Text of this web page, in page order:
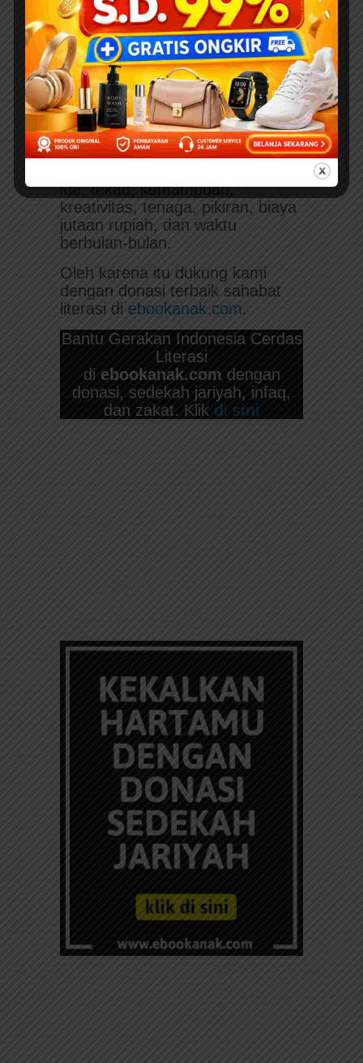
Download ebook pdf Juz Amma for Kids;
Arab-Latin-Indonesia-Inggris karya Kak
Nurul Ihsan dari Penerbit Ruang Kata.
Pembuatan konten 1 ebook anak
berkualitas dan legal
diebookanak.commembutuhkan
proses yang cukup panjang
ide, tekad, kemampuan,
kreativitas, tenaga, pikiran, biaya
jutaan rupiah, dan waktu
berbulan-bulan.
Oleh karena itu dukung kami
dengan donasi terbaik sahabat
literasi di ebookanak.com.
Bantu Gerakan Indonesia Cerdas
Literasi
di ebookanak.com dengan
donasi, sedekah jariyah, infaq,
dan zakat. Klik d i sini